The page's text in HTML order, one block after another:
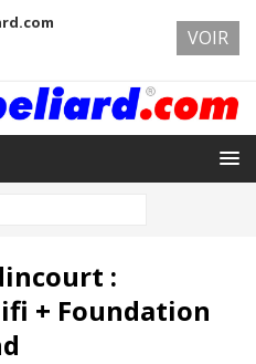
:
+ Foundation
VOIR